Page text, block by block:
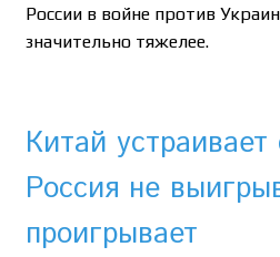
России в войне против
значительно тяжелее.
Китай
Россия не
проигрывает